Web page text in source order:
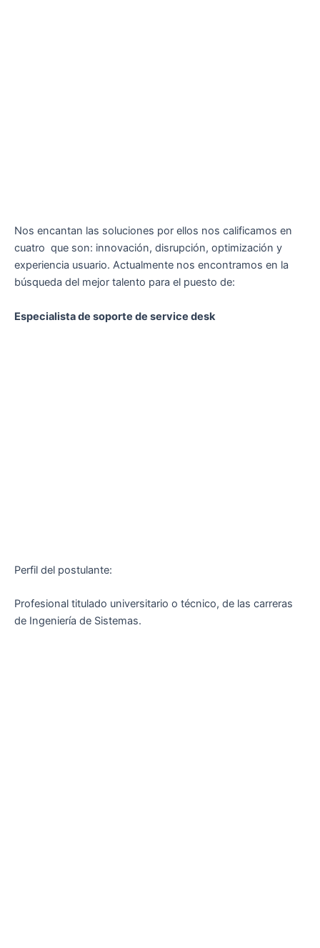
Nos encantan las soluciones por ellos nos calificamos en
cuatro que son: innovación, disrupción, optimización y
experiencia usuario. Actualmente nos encontramos en la
búsqueda del mejor talento para el puesto de:
Especialista de soporte de service desk
Perfil del postulante:
Profesional titulado universitario o técnico, de las carreras
de Ingeniería de Sistemas.